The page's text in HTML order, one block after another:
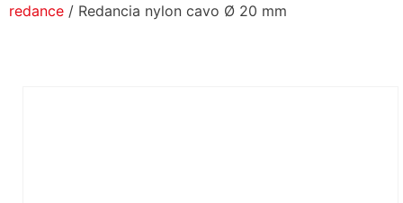
redance / Redancia nylon cavo Ø 20 mm